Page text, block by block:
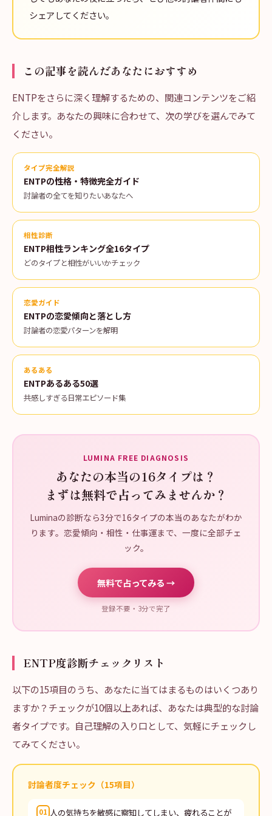
シェアしてください。
この記事を読んだあなたにおすすめ
ENTPをさらに深く理解するための、関連コンテンツをご紹
介します。あなたの興味に合わせて、次の学びを選んでみて
ください。
タイプ完全解説
ENTPの性格・特徴完全ガイド
討論者の全てを知りたいあなたへ
相性診断
ENTP相性ランキング全16タイプ
どのタイプと相性がいいかチェック
恋愛ガイド
ENTPの恋愛傾向と落とし方
討論者の恋愛パターンを解明
あるある
ENTPあるある50選
共感しすぎる日常エピソード集
LUMINA FREE DIAGNOSIS
あなたの本当の16タイプは？
まずは無料で占ってみませんか？
Luminaの診断なら3分で16タイプの本当のあなたがわか
ります。恋愛傾向・相性・仕事運まで、一度に全部チェ
ック。
無料で占ってみる →
登録不要・3分で完了
ENTP度診断チェックリスト
以下の15項目のうち、あなたに当てはまるものはいくつあり
ますか？チェックが10個以上あれば、あなたは典型的な討論
者タイプです。自己理解の入り口として、気軽にチェックし
てみてください。
討論者度チェック（15項目）
01 人の気持ちを敏感に察知してしまい、疲れることが